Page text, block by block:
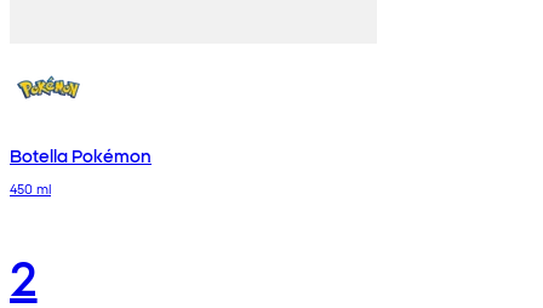
Botella Pokémon
450 ml
2